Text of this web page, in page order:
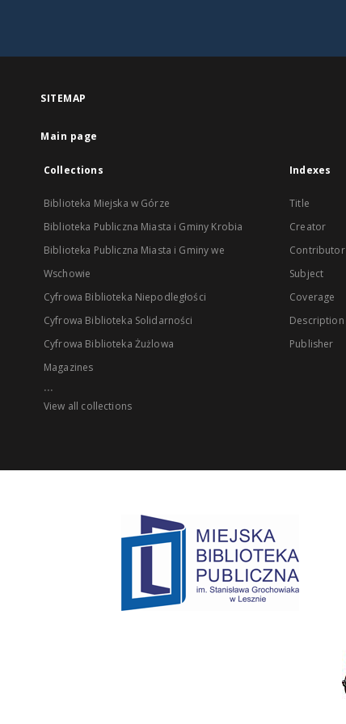
SITEMAP
Main page
Collections
Biblioteka Miejska w Górze
Biblioteka Publiczna Miasta i Gminy Krobia
Biblioteka Publiczna Miasta i Gminy we
Wschowie
Cyfrowa Biblioteka Niepodległości
Cyfrowa Biblioteka Solidarności
Cyfrowa Biblioteka Żużlowa
Magazines
...
View all collections
Indexes
Title
Creator
Contributor
Subject
Coverage
Description
Publisher